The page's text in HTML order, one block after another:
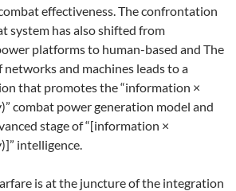
effectiveness. The confrontation
system has also shifted from
platforms to human-based and The
and machines leads to a
that promotes the “information ×
combat power generation model and
stage of “[information ×
intelligence.
is at the juncture of the integration